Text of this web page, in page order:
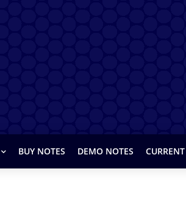
BUY NOTES DEMO NOTES